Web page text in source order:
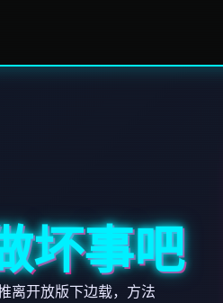
坏事吧
离开放版下边载，方法